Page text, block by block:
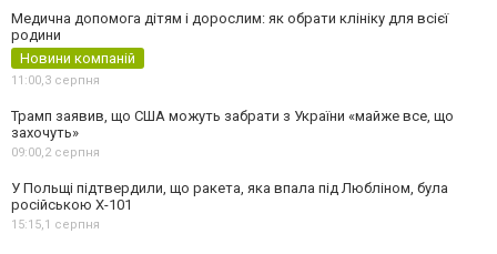
Медична допомога дітям і дорослим: як обрати клініку для всієї
родини
Новини компаній
11:00,3 серпня
Трамп заявив, що США можуть забрати з України «майже все, що
захочуть»
09:00,2 серпня
У Польщі підтвердили, що ракета, яка впала під Любліном, була
російською Х-101
15:15,1 серпня